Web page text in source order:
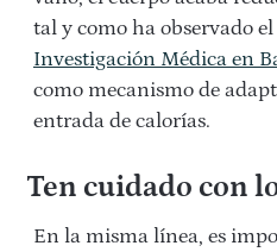
tal y como ha observado el
Investigación Médica en
como mecanismo de
entrada de calorías.
Ten cuidado con
En la misma línea, es